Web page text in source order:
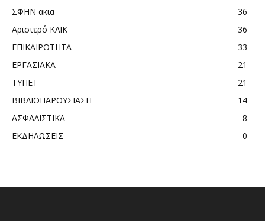
ΣΦΗΝ ακια
36
Αριστερό ΚΛΙΚ
36
ΕΠΙΚΑΙΡΟΤΗΤΑ
33
ΕΡΓΑΣΙΑΚΑ
21
ΤΥΠΕΤ
21
ΒΙΒΛΙΟΠΑΡΟΥΣΙΑΣΗ
14
ΑΣΦΑΛΙΣΤΙΚΑ
8
ΕΚΔΗΛΩΣΕΙΣ
0